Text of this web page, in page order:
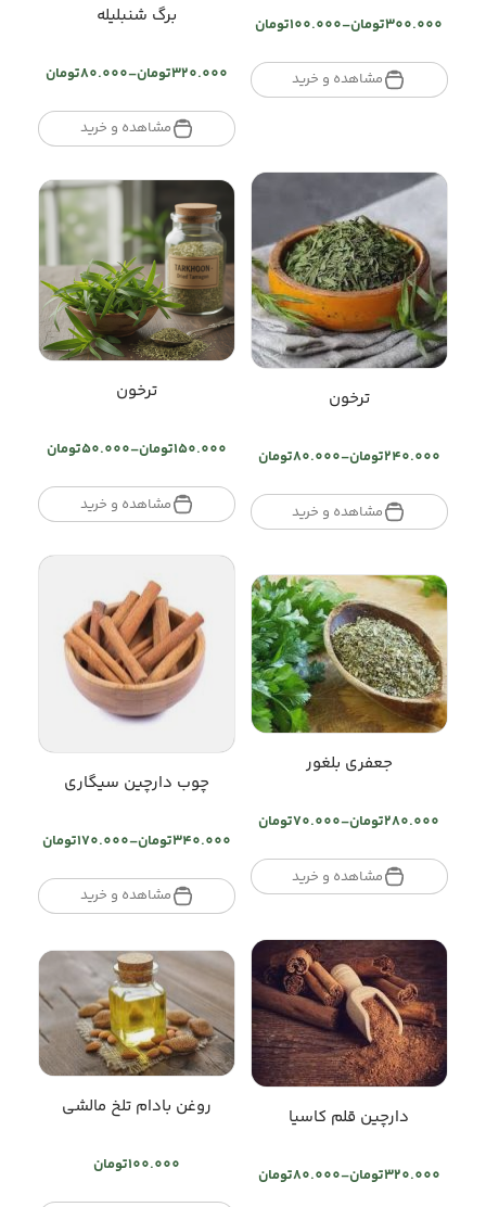
تومان300.000
– تومان100.000
Price
تومان100.000
through
مشاهده و خرید
برگ شنبلیله
تومان320.000
– تومان80.000
Price
تومان80.000
through
مشاهده و خرید
ترخون
تومان240.000
– تومان80.000
Price
تومان80.000
through
مشاهده و خرید
ترخون
تومان150.000
– تومان50.000
Price
تومان50.000
through
مشاهده و خرید
جعفری بلغور
تومان280.000
– تومان70.000
Price
تومان70.000
through
مشاهده و خرید
چوب دارچین سیگاری
تومان340.000
– تومان170.000
Price
تومان170.000
through
مشاهده و خرید
دارچین قلم کاسیا
تومان320.000
– تومان80.000
Price
روغن بادام تلخ مالشی
تومان100.000